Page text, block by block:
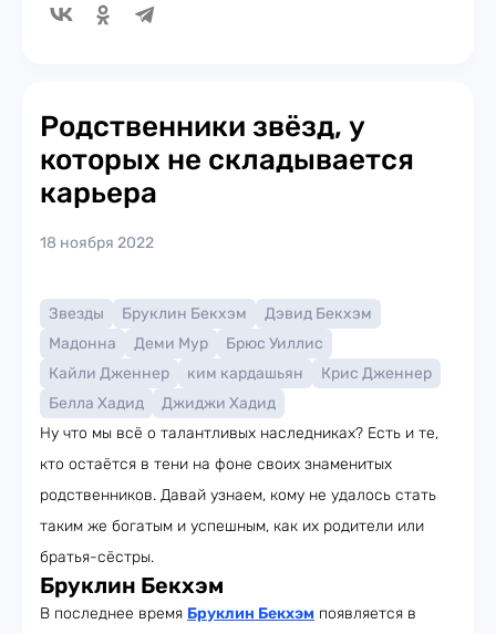
Родственники звёзд, у
которых не складывается
карьера
18 ноября 2022
Звезды Бруклин Бекхэм
Дэвид Бекхэм
Мадонна
Деми Мур
Брюс Уиллис
Кайли Дженнер
ким кардашьян
Крис Дженнер
Белла Хадид
Джиджи Хадид
Ну что мы всё о талантливых наследниках? Есть и те,
кто остаётся в тени на фоне своих знаменитых
родственников. Давай узнаем, кому не удалось стать
таким же богатым и успешным, как их родители или
братья-сёстры.
Бруклин Бекхэм
В последнее время Бруклин Бекхэм появляется в